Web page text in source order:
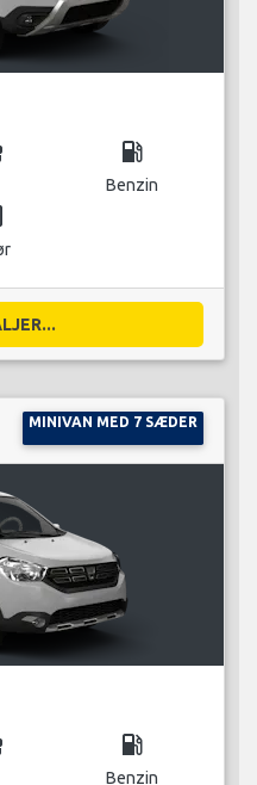
local_gas_station
Benzin
MINIVAN MED 7 SÆDER
local_gas_station
Benzin